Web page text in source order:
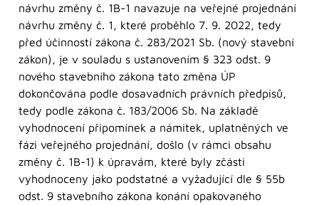
návrhu změny č. 1B-1 navazuje na veřejné projednání
návrhu změny č. 1, které proběhlo 7. 9. 2022, tedy
před účinností zákona č. 283/2021 Sb. (nový stavební
zákon), je v souladu s ustanovením § 323 odst. 9
nového stavebního zákona tato změna ÚP
dokončována podle dosavadních právních předpisů,
tedy podle zákona č. 183/2006 Sb. Na základě
vyhodnocení připomínek a námitek, uplatněných ve
fázi veřejného projednání, došlo (v rámci obsahu
změny č. 1B-1) k úpravám, které byly zčásti
vyhodnoceny jako podstatné a vyžadující dle § 55b
odst. 9 stavebního zákona konání opakovaného